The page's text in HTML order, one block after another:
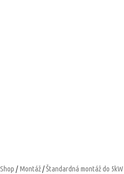
Shop /Montáž/Štandardná montáž do 5kW